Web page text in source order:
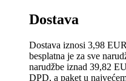
Dostava
Dostava iznosi 3,98
besplatna je za sve
narudžbe iznad 39,82
DPD, a paket u